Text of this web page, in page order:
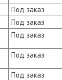
Под заказ
Под заказ
Под заказ
Под заказ
Под заказ